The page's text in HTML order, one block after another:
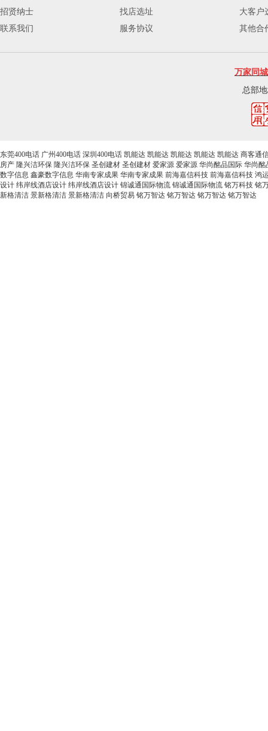
招贤纳士
联系我们
找店选址
服务协议
大客户
其他合
万家同城
总部
东莞400电话 广州400电话 深圳400电话 凯能达 凯能达 凯能达 凯能达 凯能达 商客通
房产 隆兴洁环保 隆兴洁环保 圣创建材 圣创建材 爱家源 爱家源 华尚酩品国际 华尚
数字信息 鑫豪数字信息 华南专家成果 华南专家成果 前海嘉信科技 前海嘉信科技 鸿
设计 纬岸线酒店设计 纬岸线酒店设计 锦诚通国际物流 锦诚通国际物流 铭万科技 铭
新格清洁 景新格清洁 景新格清洁 向桥贸易 铭万智达 铭万智达 铭万智达 铭万智达